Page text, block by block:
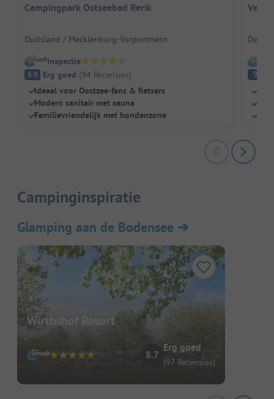
Campingpark Ostseebad Rerik
Duitsland / Mecklenburg-Vorpommern
Inspectie
8.8 Erg goed (94 Recensies)
Ideaal voor Oostzee-fans & fietsers
Modern sanitair met sauna
Familievriendelijk met hondenzone
9
Campinginspiratie
Glamping aan de Bodensee ➔
Wirthshof Resort
8.7
Erg goed
(97 Recensies)